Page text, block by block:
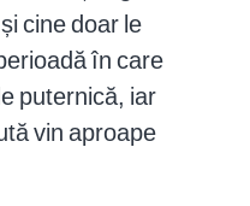
cine doar le
în care
puternică, iar
vin aproape